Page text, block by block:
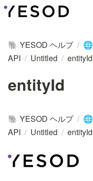
🐘 YESOD ヘルプ / 🌐
API / Untitled / entityId
entityId
🐘 YESOD ヘルプ / 🌐
API / Untitled / entityId